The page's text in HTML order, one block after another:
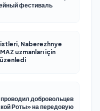
фестиваль
Naberezhnye
uzmanları için
добровольцев
Роты» на передовую